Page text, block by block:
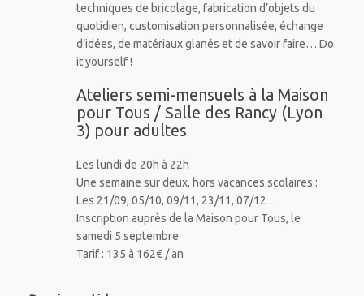
techniques de bricolage, fabrication d’objets du
quotidien, customisation personnalisée, échange
d’idées, de matériaux glanés et de savoir faire… Do
it yourself !
Ateliers semi-mensuels à la Maison
pour Tous / Salle des Rancy (Lyon
3) pour adultes
Les lundi de 20h à 22h
Une semaine sur deux, hors vacances scolaires :
Les 21/09, 05/10, 09/11, 23/11, 07/12 …
Inscription auprès de la Maison pour Tous, le
samedi 5 septembre
Tarif : 135 à 162€ / an